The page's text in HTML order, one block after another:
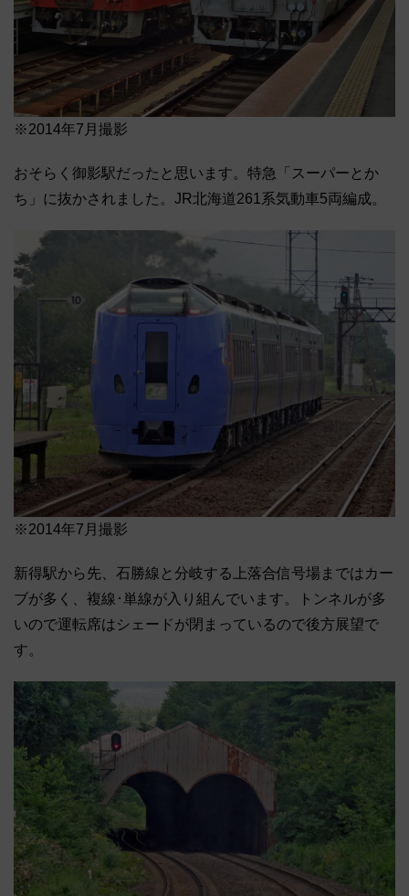
※2014年7月撮影
おそらく御影駅だったと思います。特急「スーパーとか
ち」に抜かされました。JR北海道261系気動車5両編成。
※2014年7月撮影
新得駅から先、石勝線と分岐する上落合信号場まではカー
ブが多く、複線･単線が入り組んでいます。トンネルが多
いので運転席はシェードが閉まっているので後方展望で
す。